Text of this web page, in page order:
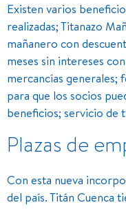
Existen varios
realizadas; Titanazo
mañanero con
meses sin intereses
mercancías generales;
para que los socios
beneficios; servicio de
Plazas de
Con esta nueva
del país. Titán Cuenca